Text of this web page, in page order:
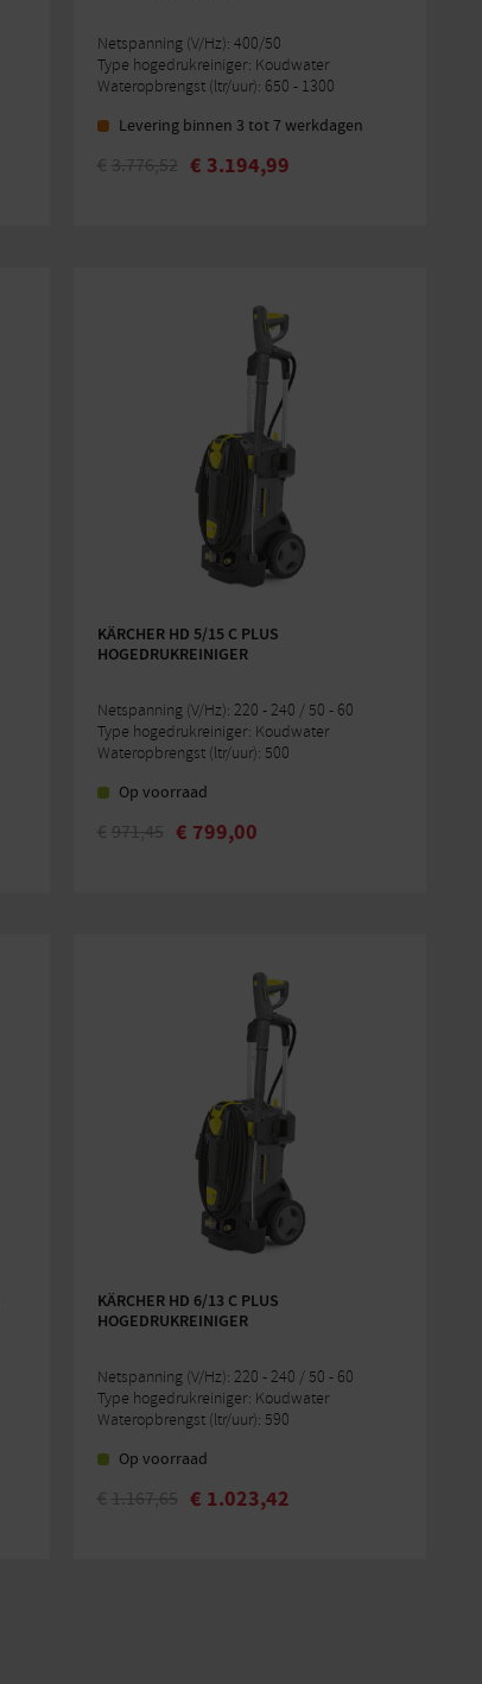
Netspanning (V/Hz): 400/50
Type hogedrukreiniger: Koudwater
Wateropbrengst (ltr/uur): 650 - 1300
Levering binnen 3 tot 7 werkdagen
€ 3.776,52 € 3.194,99
KÄRCHER HD 5/15 C PLUS
HOGEDRUKREINIGER
Netspanning (V/Hz): 220 - 240 / 50 - 60
Type hogedrukreiniger: Koudwater
Wateropbrengst (ltr/uur): 500
Op voorraad
€ 971,45 € 799,00
KÄRCHER HD 6/13 C PLUS
HOGEDRUKREINIGER
Netspanning (V/Hz): 220 - 240 / 50 - 60
Type hogedrukreiniger: Koudwater
Wateropbrengst (ltr/uur): 590
Op voorraad
€ 1.167,65 € 1.023,42